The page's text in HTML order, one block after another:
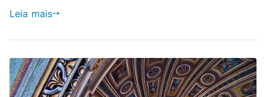
Leia mais